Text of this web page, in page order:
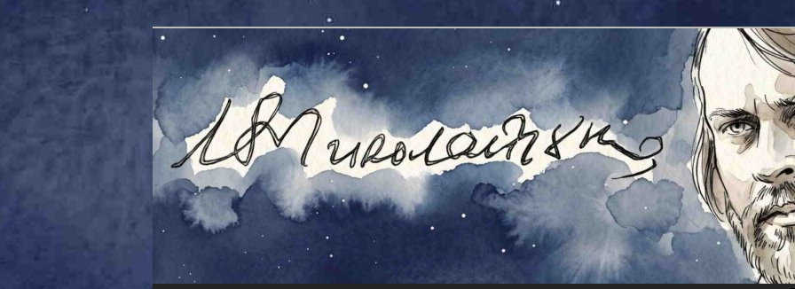
Skip
Skip
Іван Миколайчук. Віртуальний музей
український кіноактор, кінорежисер, сценарист